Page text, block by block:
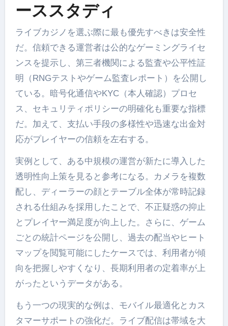
ーススタディ
ライブカジノを選ぶ際に最も優先すべきは安全性
だ。信頼できる運営者は公的なゲーミングライセ
ンスを提示し、第三者機関による監査や公平性証
明（RNGテストやゲーム監査レポート）を公開し
ている。暗号化通信やKYC（本人確認）プロセ
ス、セキュリティポリシーの明確化も重要な指標
だ。加えて、支払い手段の多様性や迅速な出金対
応がプレイヤーの信頼を左右する。
実例として、ある中規模の運営が新たに導入した
透明性向上策を見ると参考になる。カメラを複数
配し、ディーラーの顔とテーブル全体が常時記録
される仕組みを採用したことで、不正疑惑の抑止
とプレイヤー満足度が向上した。さらに、ゲーム
ごとの統計ページを公開し、過去の配当やヒート
マップを閲覧可能にしたケースでは、利用者が傾
向を把握しやすくなり、長期利用者の定着率が上
がったというデータがある。
もう一つの現実的な例は、モバイル最適化とカス
タマーサポートの強化だ。ライブ配信は帯域を大